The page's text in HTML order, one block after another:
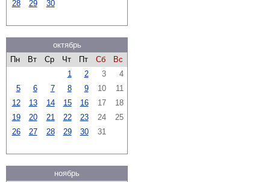
28 29 30
октябрь
Пн
Вт Ср Чт Пт Сб
Вс
1
2 3
4
5
6 7 8 9 10
11
12
13 14 15 16 17
18
19
20 21 22 23 24
25
26
27 28 29 30 31
ноябрь